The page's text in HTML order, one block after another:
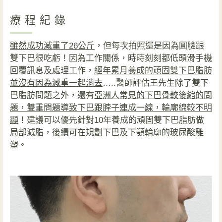
療程紀錄
雖然成功減重了26公斤 ，但每次拍照還是因為圓臉跟
雙下巴很吃虧！因為工作關係，時時刻刻都低頭滑手機
回覆訊息及處理工作， 經年累月養成的頑固雙下巴脂肪
並沒有因為減重一起消去…..醫師評估王先生除了雙下
巴脂肪問題之外，還有亞洲人常見的下巴骨較後縮的問
題，雙重問題導致下巴跟脖子連成一線，輪廓線較不明
顯 ！建議可以優先針對10年養成的頑固雙下巴脂肪做
局部減脂，後續可在規劃下巴及下顎輪廓的玻尿酸雕
塑。